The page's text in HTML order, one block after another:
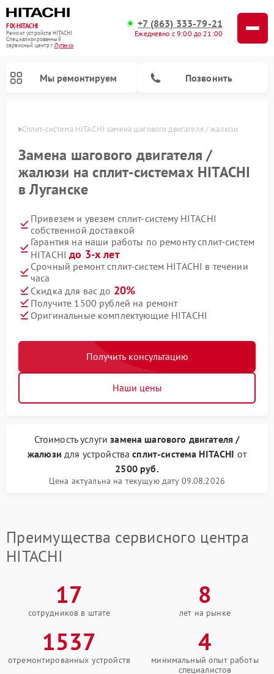
FIX-HITACHI
Ремонт устройств HITACHI
Специализированный
cервисный центр г.Луганск
+7 (863) 333-79-21
Ежедневно с 9:00 до 21:00
Мы ремонтируем Позвонить
Сплит-система HITACHI замена шагового двигателя / жалюзи
Замена шагового двигателя /
жалюзи на сплит-системах HITACHI
в Луганске
Привезем и увезем сплит-систему HITACHI
собственной доставкой
Гарантия на наши работы по ремонту сплит-систем
HITACHIдо 3-х лет
Срочный ремонт сплит-систем HITACHI в течении
часа
Скидка для вас до 20%
Получите 1500 рублей на ремонт
Оригинальные комплектующие HITACHI
Получить консультацию
Наши цены
Стоимость услугизамена шагового двигателя /
жалюзи для устройствасплит-система HITACHI от
2500 руб.
Цена актуальна на текущую дату 09.08.2026
Преимущества сервисного центра
HITACHI
17
сотрудников в штате
8
лет на рынке
1537
отремонтированных устройств
4
минимальный опыт работы
специалистов